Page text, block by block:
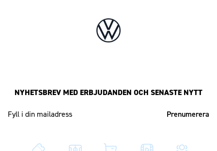
NYHETSBREV MED ERBJUDANDEN OCH SENASTE NYTT